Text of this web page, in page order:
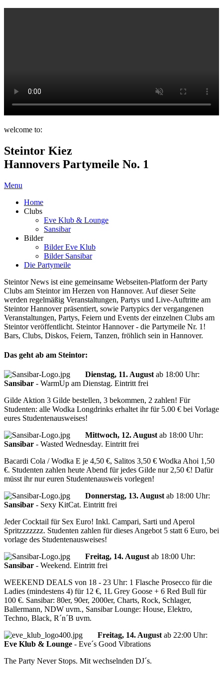
welcome to:
Steintor Kiez
Hannovers Partymeile No. 1
Menu
Home
Clubs
Eve Klub & Lounge
Sansibar
Bilder
Bilder Eve Klub
Bilder Sansibar
Die Partymeile
Steintor News ist eine gemeinsame Webseiten-Platform der Party
Clubs am Steintor im Herzen von Hannover. Auf dieser Seite
werden regelmäßig Veranstaltungen, Partys und Live-Auftritte am
Steintor Hannover präsentiert, sowie Partypics der vergangenen
Veranstaltungen, Partys, Feiern und Events der einzelnen Clubs am
Steintor veröffentlicht. Steintor Hannover - die Partymeile Nr. 1!
Bars, Clubs, Diskos, Feiern, Tanzen, fröhlich sein in Hannover.
Das geht ab am Steintor:
Dienstag, 11. August ab 18:00 Uhr:
Sansibar - WarmUp am Dienstag. Eintritt frei
Gilde Aktion 3 Gilde bestellen, 3 bekommen, 2 zahlen! Für
Studenten: alle Wodka Longdrinks erhaltet ihr für 5.00 € bei Vorlage
eures Studentenausweises!
Mittwoch, 12. August ab 18:00 Uhr:
Sansibar - Wasted Wednesday. Eintritt frei
Bacardi Cola / Wodka E je 4,50 €, Salitos 3,50 € Wodka Ahoi 1,50
€. Studenten zahlen heute Abend für jedes Gilde nur 2,50 €! Dafür
müsst ihr nur euren Studentenausweis vorlegen!
Donnerstag, 13. August ab 18:00 Uhr:
Sansibar - Sexy KitCat. Eintritt frei
Jeder Cocktail für Sex Euro! Inkl. Campari, Sarti und Aperol
Spritzzzzzzz. Studenten zahlen für dieses Angebot 5 statt 6 Euro, bei
vorlage des Studentenausweises!
Freitag, 14. August ab 18:00 Uhr:
Sansibar - Weekend. Eintritt frei
WEEKEND DEALS von 18 - 23 Uhr: 1 Flasche Prosecco für die
Ladies (mindestens 4) für 12 €, 1L Grey Goose + 6 Red Bull für
100 €. Sansibar: 80er, 90er, 2000er, Charts, Rock, Schlager,
Ballermann, NDW uvm., Sansibar Lounge: House, Elektro,
Techno, Black, R´n´B uvm.
Freitag, 14. August ab 22:00 Uhr:
Eve Klub & Lounge - Eve´s Good Vibrations
The Party Never Stops. Mit wechselnden DJ´s.